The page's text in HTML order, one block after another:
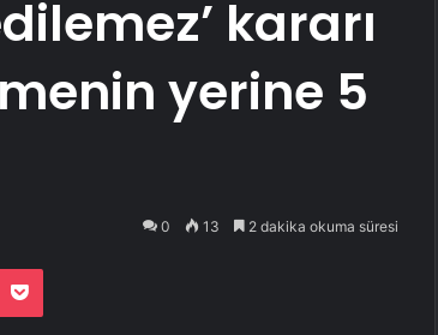
kararı
yerine 5
0 13 2 dakika okuma süresi
Pocket